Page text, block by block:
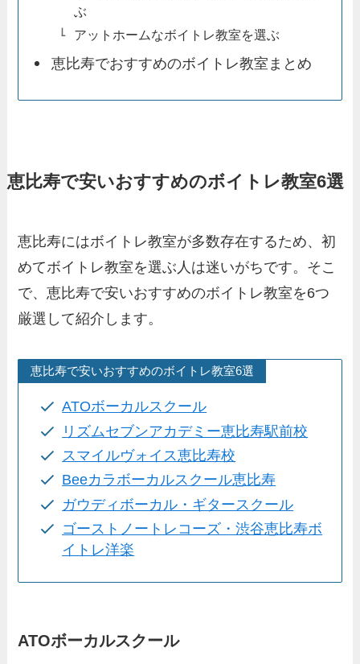
ぶ
アットホームなボイトレ教室を選ぶ
恵比寿でおすすめのボイトレ教室まとめ
恵比寿で安いおすすめのボイトレ教室6選
恵比寿にはボイトレ教室が多数存在するため、初
めてボイトレ教室を選ぶ人は迷いがちです。そこ
で、恵比寿で安いおすすめのボイトレ教室を6つ
厳選して紹介します。
恵比寿で安いおすすめのボイトレ教室6選
ATOボーカルスクール
リズムセブンアカデミー恵比寿駅前校
スマイルヴォイス恵比寿校
Beeカラボーカルスクール恵比寿
ガウディボーカル・ギタースクール
ゴーストノートレコーズ・渋谷恵比寿ボ
イトレ洋楽
ATOボーカルスクール